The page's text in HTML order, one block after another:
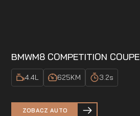
BMWM8 COMPETITION COUPE
4.4L 625KM 3.2s
ZOBACZ AUTO